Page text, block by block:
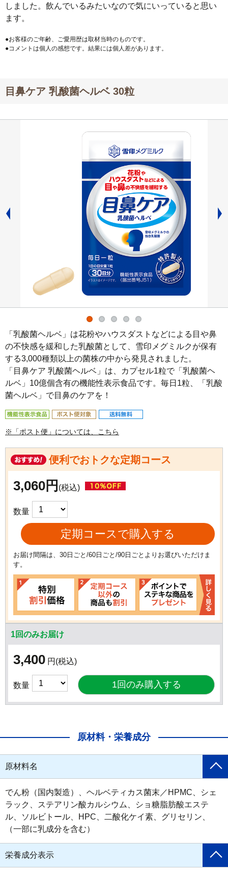
しました。飲んでいるみたいなので気にいっていると思い
ます。
●お客様のご年齢、ご愛用歴は取材当時のものです。
●コメントは個人の感想です。結果には個人差があります。
目鼻ケア 乳酸菌ヘルベ 30粒
「乳酸菌ヘルベ」は花粉やハウスダストなどによる目や鼻
の不快感を緩和した乳酸菌として、雪印メグミルクが保有
する3,000種類以上の菌株の中から発見されました。
「目鼻ケア 乳酸菌ヘルベ」は、カプセル1粒で「乳酸菌ヘ
ルベ」10億個含有の機能性表示食品です。毎日1粒、「乳酸
菌ヘルベ」で目鼻のケアを！
※「ポスト便」については、こちら
便利でおトクな定期コース
3,060円 (税込)
数量
定期コースで購入する
お届け間隔は、30日ごと/60日ごと/90日ごとよりお選びいただけま
す。
1回のみお届け
3,400 円 (税込)
数量
原材料・栄養成分
原材料名
でん粉（国内製造）、ヘルベティカス菌末／HPMC、シェ
ラック、ステアリン酸カルシウム、ショ糖脂肪酸エステ
ル、ソルビトール、HPC、二酸化ケイ素、グリセリン、
（一部に乳成分を含む）
栄養成分表示